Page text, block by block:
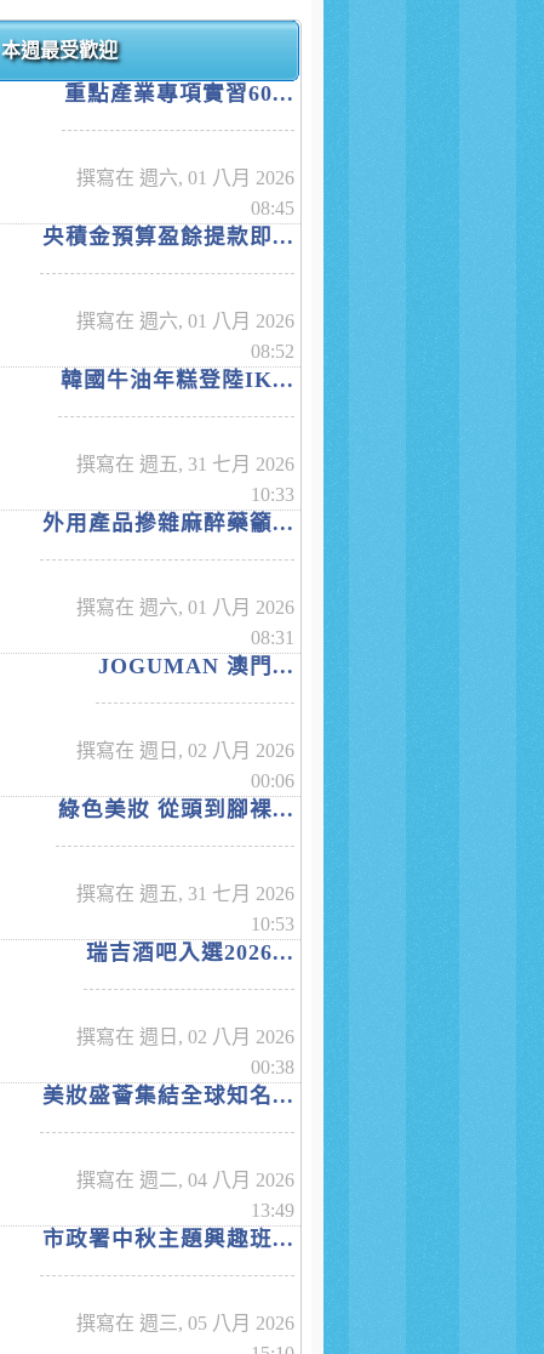
本週最受歡迎
重點產業專項實習60...
撰寫在 週六, 01 八月 2026
08:45
央積金預算盈餘提款即...
撰寫在 週六, 01 八月 2026
08:52
韓國牛油年糕登陸IK...
撰寫在 週五, 31 七月 2026
10:33
外用產品摻雜麻醉藥籲...
撰寫在 週六, 01 八月 2026
08:31
JOGUMAN 澳門...
撰寫在 週日, 02 八月 2026
00:06
綠色美妝 從頭到腳裸...
撰寫在 週五, 31 七月 2026
10:53
瑞吉酒吧入選2026...
撰寫在 週日, 02 八月 2026
00:38
美妝盛薈集結全球知名...
撰寫在 週二, 04 八月 2026
13:49
市政署中秋主題興趣班...
撰寫在 週三, 05 八月 2026